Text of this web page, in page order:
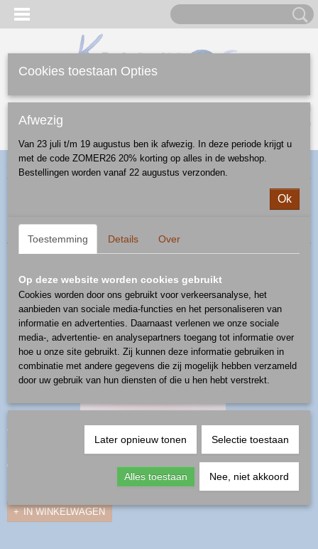
(0)
Home >Webshop>Borden> amuse bordje
amuse bordje - patroon blue eye
productnummer: amuse-blueeye
€ 4,50
IN WINKELWAGEN
Cookies toestaan Opties
Afwezig
Van 23 juli t/m 19 augustus ben ik afwezig. In deze periode krijgt u
met de code ZOMER26 20% korting op alles in de webshop.
Bestellingen worden vanaf 22 augustus verzonden.
Ok
Toestemming Details Over
Op deze website worden cookies gebruikt
Cookies worden door ons gebruikt voor verkeersanalyse, het
aanbieden van sociale media-functies en het personaliseren van
informatie en advertenties. Daarnaast verlenen we onze sociale
media-, advertentie- en analysepartners toegang tot informatie over
hoe u onze site gebruikt. Zij kunnen deze informatie gebruiken in
combinatie met andere gegevens die zij mogelijk hebben verzameld
door uw gebruik van hun diensten of die u hen hebt verstrekt.
Later opnieuw tonen Selectie toestaan
Alles toestaan Nee, niet akkoord